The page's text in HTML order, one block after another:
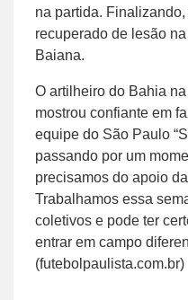
na partida.
recuperado de lesão
Baiana.
O artilheiro do Bahia
mostrou confiante em
equipe do São Paulo
passando por um
precisamos do apoio
Trabalhamos essa
coletivos e pode ter
entrar em campo
(futebolpaulista.com.br)